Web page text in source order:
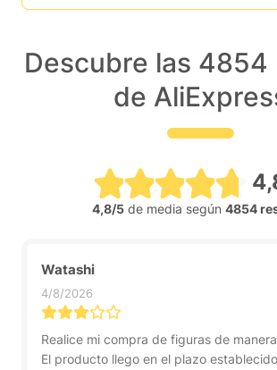
Descubre las 4854
de
4,8/5de media según 4854
Watashi
4/8/2026
Realice mi compra de figuras de
El producto llego en el plazo